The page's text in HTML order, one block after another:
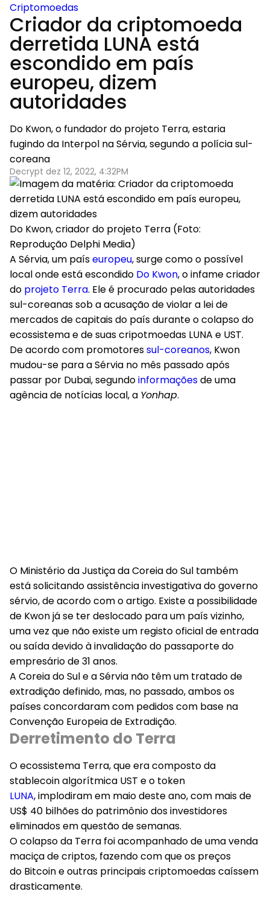
Criptomoedas
Criador da criptomoeda
derretida LUNA está
escondido em país
europeu, dizem
autoridades
Do Kwon, o fundador do projeto Terra, estaria
fugindo da Interpol na Sérvia, segundo a polícia sul-
coreana
Decrypt dez 12, 2022, 4:32PM
Do Kwon, criador do projeto Terra (Foto:
Reprodução Delphi Media)
A Sérvia, um paíseuropeu, surge como o possível
local onde está escondido Do Kwon, o infame criador
do projeto Terra. Ele é procurado pelas autoridades
sul-coreanas sob a acusação de violar a lei de
mercados de capitais do país durante o colapso do
ecossistema e de suas cripotmoedas LUNA e UST.
De acordo com promotoressul-coreanos, Kwon
mudou-se para a Sérvia no mês passado após
passar por Dubai, segundoinformaçõesde uma
agência de notícias local, a Yonhap.
O Ministério da Justiça da Coreia do Sul também
está solicitando assistência investigativa do governo
sérvio, de acordo com o artigo. Existe a possibilidade
de Kwon já se ter deslocado para um país vizinho,
uma vez que não existe um registo oficial de entrada
ou saída devido à invalidação do passaporte do
empresário de 31 anos.
A Coreia do Sul e a Sérvia não têm um tratado de
extradição definido, mas, no passado, ambos os
países concordaram com pedidos com base na
Convenção Europeia de Extradição.
Derretimento do Terra
O ecossistema Terra, que era composto da
stablecoin algorítmica UST e o token
LUNA, implodiram em maio deste ano, com mais de
US$ 40 bilhões do patrimônio dos investidores
eliminados em questão de semanas.
O colapso da Terra foi acompanhado de uma venda
maciça de criptos, fazendo com que os preços
do Bitcoin e outras principais criptomoedas caíssem
drasticamente.